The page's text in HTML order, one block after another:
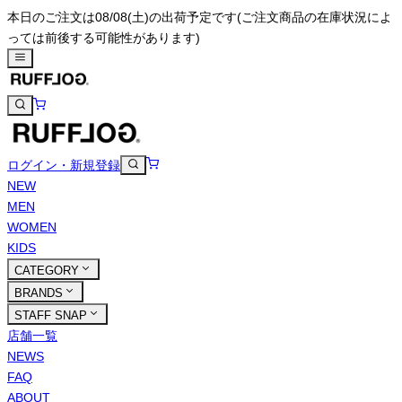
本日のご注文は08/08(土)の出荷予定です(ご注文商品の在庫状況によ
っては前後する可能性があります)
ログイン・新規登録
NEW
MEN
WOMEN
KIDS
CATEGORY
BRANDS
STAFF SNAP
店舗一覧
NEWS
FAQ
ABOUT